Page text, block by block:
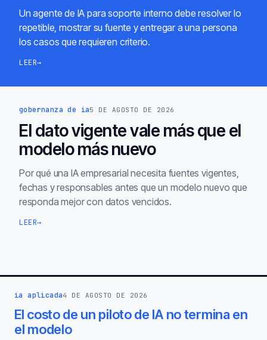
Un agente de IA para soporte interno debe resolver lo
repetible, mostrar su fuente y entregar a una persona
los casos que requieren criterio.
LEER→
gobernanza de ia5 DE AGOSTO DE 2026
El dato vigente vale más que el
modelo más nuevo
Por qué una IA empresarial necesita fuentes vigentes,
fechas y responsables antes que un modelo nuevo que
responda mejor con datos vencidos.
LEER→
ia aplicada4 DE AGOSTO DE 2026
El costo de un piloto de IA no termina en
el modelo